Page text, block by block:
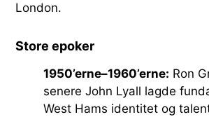
London.
Store epoker
1950’erne–1960’erne: Ron
senere John Lyall lagde
West Hams identitet og